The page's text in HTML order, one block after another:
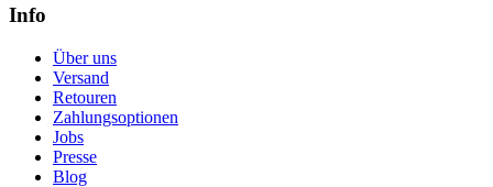
Info
Über uns
Versand
Retouren
Zahlungsoptionen
Jobs
Presse
Blog